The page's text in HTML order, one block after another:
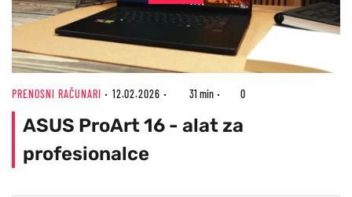
PRENOSNI RAČUNARI 12.02.2026 31 min 0
ASUS ProArt 16 - alat za
profesionalce